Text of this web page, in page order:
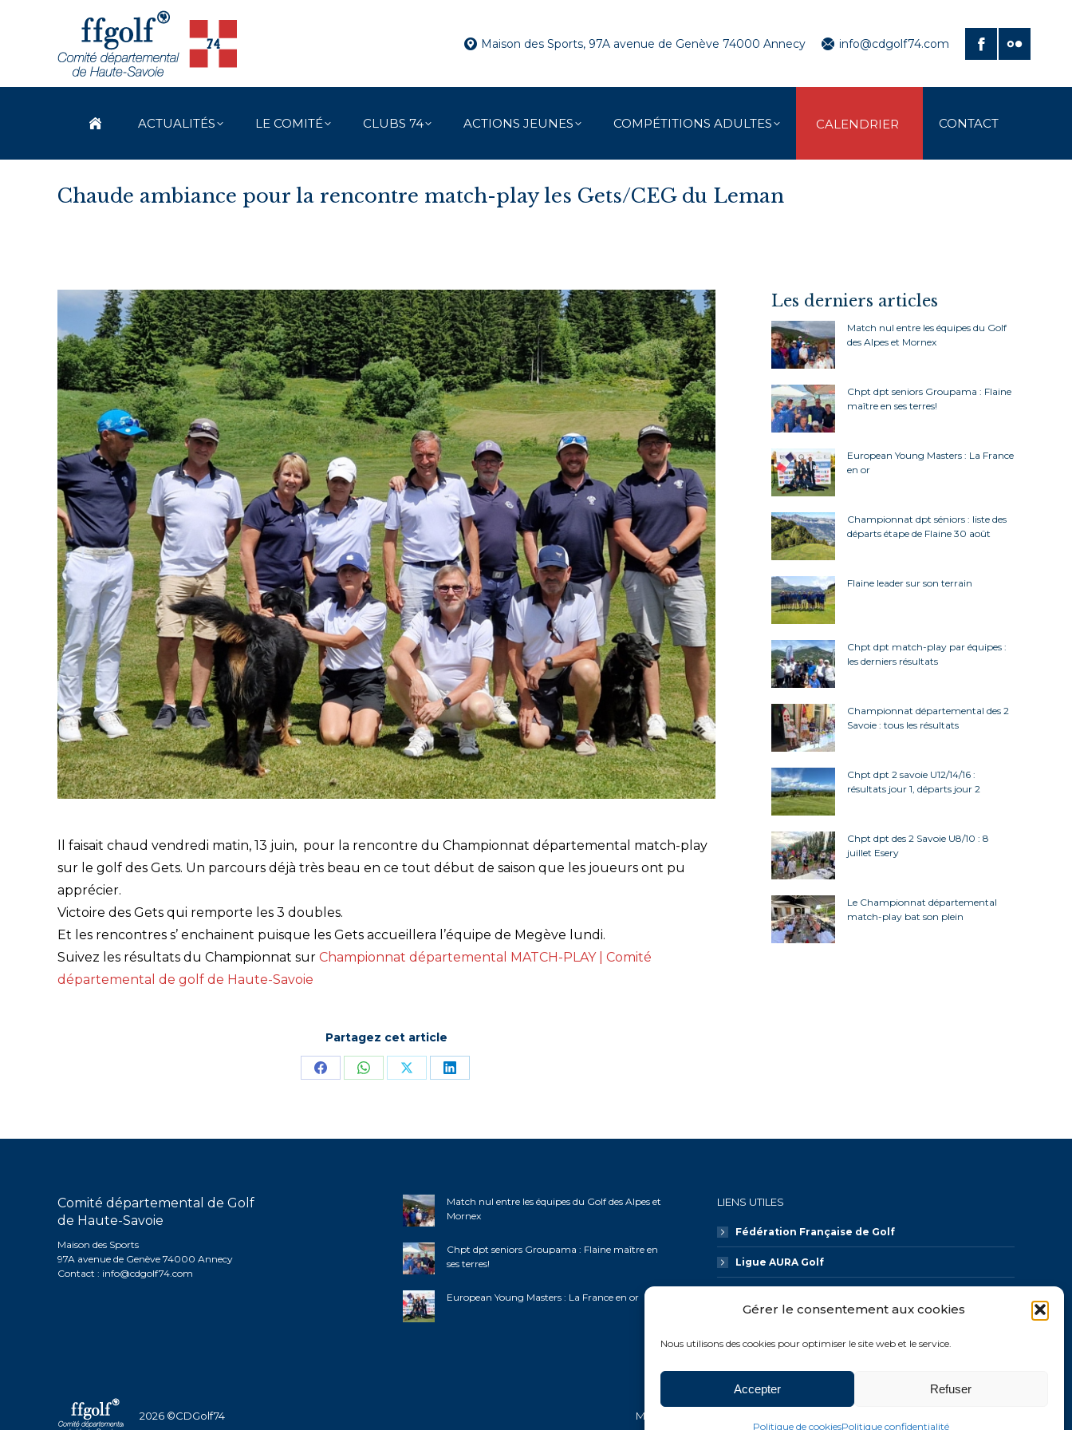
Gérer le consentement aux cookies
Nous utilisons des cookies pour optimiser le site web et le service.
Accepter Refuser
Politique de cookiesPolitique confidentialité
Maison des Sports, 97A avenue de Genève 74000 Annecy info@cdgolf74.com
ACTUALITÉS LE COMITÉ CLUBS 74 ACTIONS JEUNES COMPÉTITIONS ADULTES CALENDRIER CONTACT
Chaude ambiance pour la rencontre match-play les Gets/CEG du Leman
ll faisait chaud vendredi matin, 13 juin, pour la rencontre du Championnat départemental match-play
sur le golf des Gets. Un parcours déjà très beau en ce tout début de saison que les joueurs ont pu
apprécier.
Victoire des Gets qui remporte les 3 doubles.
Et les rencontres s’ enchainent puisque les Gets accueillera l’équipe de Megève lundi.
Suivez les résultats du Championnat sur Championnat départemental MATCH-PLAY | Comité
départemental de golf de Haute-Savoie
Partagez cet article
PartagerPartagerPartagerPartager
Les derniers articles
Match nul entre les équipes du Golf
des Alpes et Mornex
Chpt dpt seniors Groupama : Flaine
maître en ses terres!
European Young Masters : La France
en or
Championnat dpt séniors : liste des
départs étape de Flaine 30 août
Flaine leader sur son terrain
Chpt dpt match-play par équipes :
les derniers résultats
Championnat départemental des 2
Savoie : tous les résultats
Chpt dpt 2 savoie U12/14/16 :
résultats jour 1, départs jour 2
Chpt dpt des 2 Savoie U8/10 : 8
juillet Esery
Le Championnat départemental
match-play bat son plein
Comité départemental de Golf
de Haute-Savoie
Maison des Sports
97A avenue de Genève 74000 Annecy
Contact : info@cdgolf74.com
Match nul entre les équipes du Golf des Alpes et
Mornex
Chpt dpt seniors Groupama : Flaine maître en
ses terres!
European Young Masters : La France en or
LIENS UTILES
Fédération Française de Golf
Ligue AURA Golf
2026 ©CDGolf74 Mentions légales